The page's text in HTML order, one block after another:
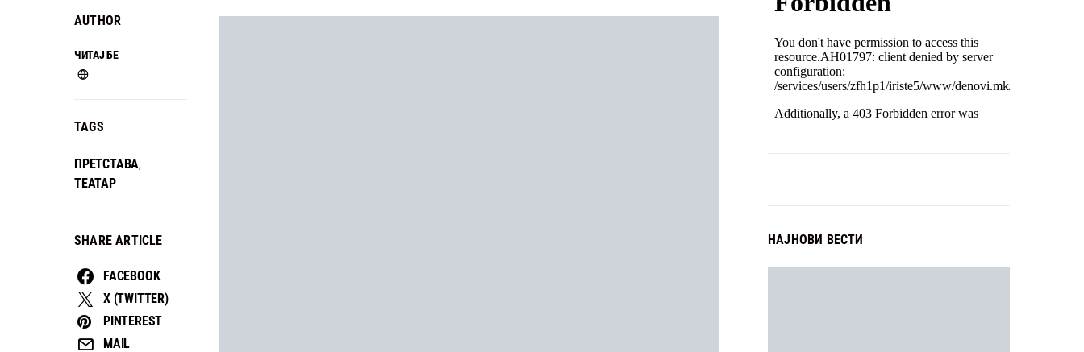
AUTHOR
ЧИТАЈ БЕ
TAGS
ПРЕТСТАВА,
ТЕАТАР
SHARE ARTICLE
FACEBOOK
X (TWITTER)
PINTEREST
MAIL
НАЈНОВИ ВЕСТИ